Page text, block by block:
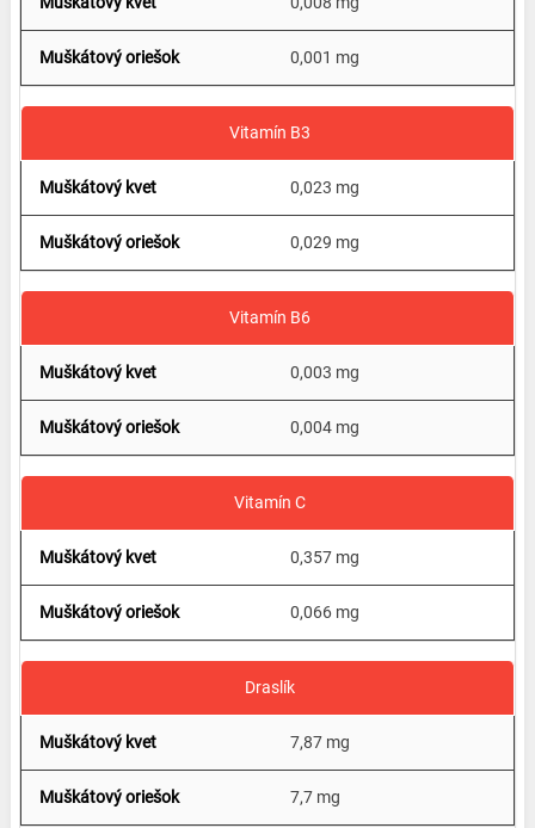
0,001 mg
Vitamín B3
0,023 mg
0,029 mg
Vitamín B6
0,003 mg
0,004 mg
Vitamín C
0,357 mg
0,066 mg
Draslík
7,87 mg
7,7 mg